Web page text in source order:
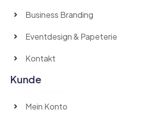
Business Branding
Eventdesign & Papeterie
Kontakt
Kunde
Mein Konto